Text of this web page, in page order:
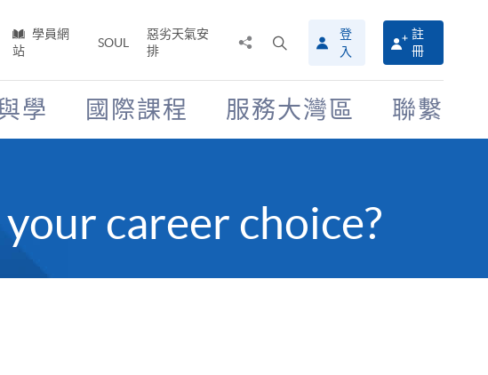
學員網
站
SOUL
惡劣天氣安
排
搜
尋
介
面
登
入
註
冊
學 國際課程 服務大灣區 聯繫
career choice?